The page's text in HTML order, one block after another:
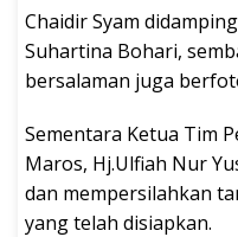
Chaidir Syam
Suhartina Bohari,
bersalaman juga
Sementara Ketua Tim
Maros, Hj.Ulfiah Nur
dan mempersilahkan
yang telah disiapkan.